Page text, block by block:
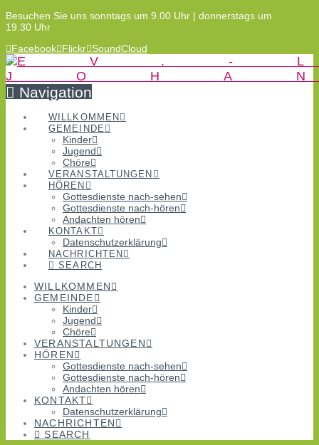
Besuchen Sie uns sonntags um 9.00 Uhr | donnerstags um
19.30 Uhr
Facebook Flickr SoundCloud
Navigation
WILLKOMMEN
GEMEINDE
Kinder
Jugend
Chöre
VERANSTALTUNGEN
HÖREN
Gottesdienste nach-sehen
Gottesdienste nach-hören
Andachten hören
KONTAKT
Datenschutzerklärung
NACHRICHTEN
SEARCH
WILLKOMMEN
GEMEINDE
Kinder
Jugend
Chöre
VERANSTALTUNGEN
HÖREN
Gottesdienste nach-sehen
Gottesdienste nach-hören
Andachten hören
KONTAKT
Datenschutzerklärung
NACHRICHTEN
SEARCH